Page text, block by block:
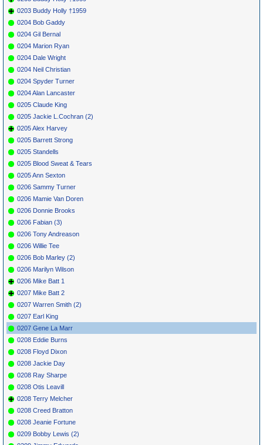
0203 Buddy Holly †1959
0204 Bob Gaddy
0204 Gil Bernal
0204 Marion Ryan
0204 Dale Wright
0204 Neil Christian
0204 Spyder Turner
0204 Alan Lancaster
0205 Claude King
0205 Jackie L.Cochran (2)
0205 Alex Harvey
0205 Barrett Strong
0205 Standells
0205 Blood Sweat & Tears
0205 Ann Sexton
0206 Sammy Turner
0206 Mamie Van Doren
0206 Donnie Brooks
0206 Fabian (3)
0206 Tony Andreason
0206 Willie Tee
0206 Bob Marley (2)
0206 Marilyn Wilson
0206 Mike Batt 1
0207 Mike Batt 2
0207 Warren Smith (2)
0207 Earl King
0207 Gene La Marr
0208 Eddie Burns
0208 Floyd Dixon
0208 Jackie Day
0208 Ray Sharpe
0208 Otis Leavill
0208 Terry Melcher
0208 Creed Bratton
0208 Jeanie Fortune
0209 Bobby Lewis (2)